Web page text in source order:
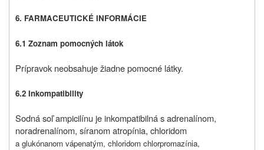
6. FARMACEUTICKÉ INFORMÁCIE
6.1 Zoznam pomocných látok
Prípravok neobsahuje žiadne pomocné látky.
6.2 Inkompatibility
Sodná soľ ampicilínu je inkompatibilná s adrenalínom,
noradrenalínom, síranom atropínia, chloridom
a glukónanom vápenatým, chloridom chlorpromazínia,